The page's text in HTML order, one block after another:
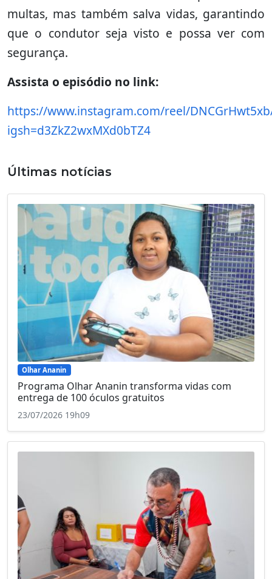
multas, mas também salva vidas, garantindo
que o condutor seja visto e possa ver com
segurança.
Assista o episódio no link:
https://www.instagram.com/reel/
igsh=d3ZkZ2wxMXd0bTZ4
Últimas notícias
Olhar Ananin
Programa Olhar Ananin transforma vidas com
entrega de 100 óculos gratuitos
23/07/2026 19h09